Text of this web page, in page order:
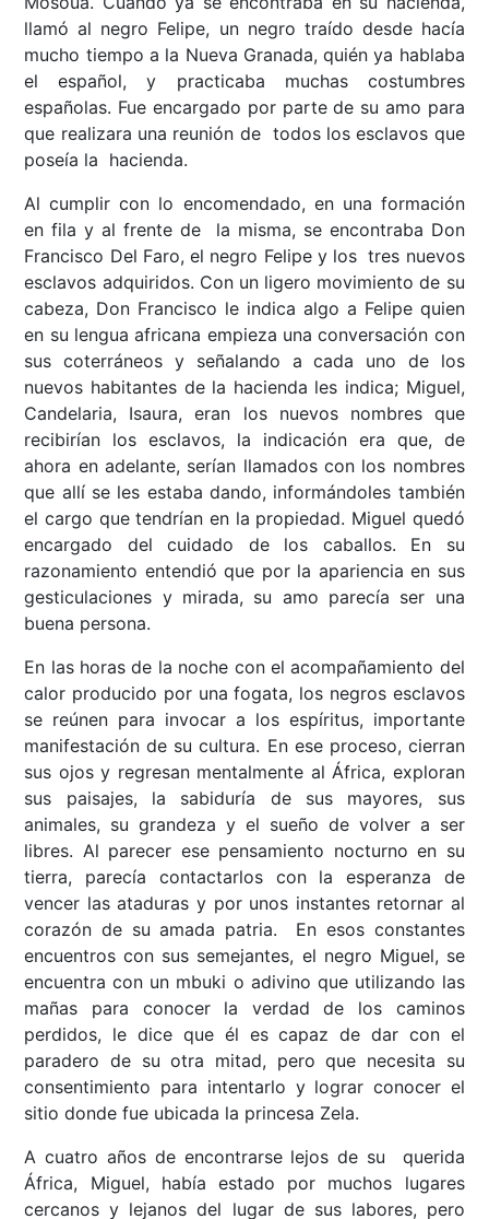
llamó al negro Felipe, un negro traído desde hacía
mucho tiempo a la Nueva Granada, quién ya hablaba
el español, y practicaba muchas costumbres
españolas. Fue encargado por parte de su amo para
que realizara una reunión de todos los esclavos que
poseía la hacienda.
Al cumplir con lo encomendado, en una formación
en fila y al frente de la misma, se encontraba Don
Francisco Del Faro, el negro Felipe y los tres nuevos
esclavos adquiridos. Con un ligero movimiento de su
cabeza, Don Francisco le indica algo a Felipe quien
en su lengua africana empieza una conversación con
sus coterráneos y señalando a cada uno de los
nuevos habitantes de la hacienda les indica; Miguel,
Candelaria, Isaura, eran los nuevos nombres que
recibirían los esclavos, la indicación era que, de
ahora en adelante, serían llamados con los nombres
que allí se les estaba dando, informándoles también
el cargo que tendrían en la propiedad. Miguel quedó
encargado del cuidado de los caballos. En su
razonamiento entendió que por la apariencia en sus
gesticulaciones y mirada, su amo parecía ser una
buena persona.
En las horas de la noche con el acompañamiento del
calor producido por una fogata, los negros esclavos
se reúnen para invocar a los espíritus, importante
manifestación de su cultura. En ese proceso, cierran
sus ojos y regresan mentalmente al África, exploran
sus paisajes, la sabiduría de sus mayores, sus
animales, su grandeza y el sueño de volver a ser
libres. Al parecer ese pensamiento nocturno en su
tierra, parecía contactarlos con la esperanza de
vencer las ataduras y por unos instantes retornar al
corazón de su amada patria. En esos constantes
encuentros con sus semejantes, el negro Miguel, se
encuentra con un mbuki o adivino que utilizando las
mañas para conocer la verdad de los caminos
perdidos, le dice que él es capaz de dar con el
paradero de su otra mitad, pero que necesita su
consentimiento para intentarlo y lograr conocer el
sitio donde fue ubicada la princesa Zela.
A cuatro años de encontrarse lejos de su querida
África, Miguel, había estado por muchos lugares
cercanos y lejanos del lugar de sus labores, pero